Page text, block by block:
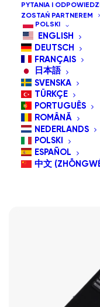
PYTANIA I
ZOSTAŃ PARTNEREM
POLSKI
ENGLISH
DEUTSCH
FRANÇAIS
日本語
SVENSKA
TÜRKÇE
PORTUGUÊS
ROMÂNĂ
NEDERLANDS
POLSKI
ESPAÑOL
中文
kompatybilność z
wspomagającymi.
Pokaż
Sortuj